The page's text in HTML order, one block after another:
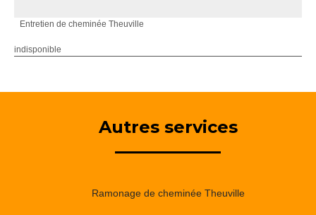
Entretien de cheminée Theuville
indisponible
Autres services
Ramonage de cheminée Theuville